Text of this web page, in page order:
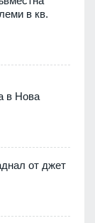
в кв.
в Нова
от джет